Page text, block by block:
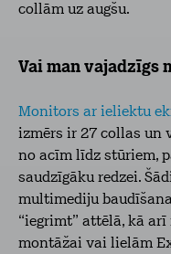
collām uz augšu.
Vai man vajadzīgs
Monitors ar ieliektu
izmērs ir 27 collas un
no acīm līdz stūriem,
saudzīgāku redzei.
multimediju
“iegrimt” attēlā, kā arī
montāžai vai lielām